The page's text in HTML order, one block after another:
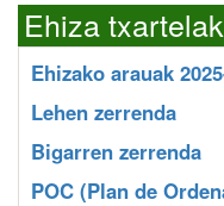
Ehiza
Ehizako arauak
Lehen zerrenda
Bigarren zerrenda
POC (Plan de